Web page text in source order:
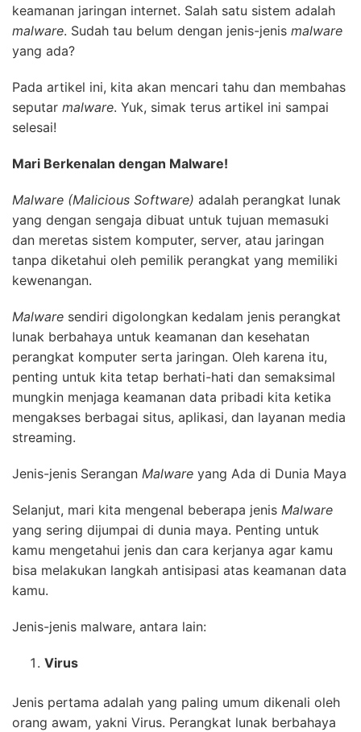
keamanan jaringan internet. Salah satu sistem adalah
malware. Sudah tau belum dengan jenis-jenis malware
yang ada?
Pada artikel ini, kita akan mencari tahu dan membahas
seputar malware. Yuk, simak terus artikel ini sampai
selesai!
Mari Berkenalan dengan Malware!
Malware (Malicious Software) adalah perangkat lunak
yang dengan sengaja dibuat untuk tujuan memasuki
dan meretas sistem komputer, server, atau jaringan
tanpa diketahui oleh pemilik perangkat yang memiliki
kewenangan.
Malware sendiri digolongkan kedalam jenis perangkat
lunak berbahaya untuk keamanan dan kesehatan
perangkat komputer serta jaringan. Oleh karena itu,
penting untuk kita tetap berhati-hati dan semaksimal
mungkin menjaga keamanan data pribadi kita ketika
mengakses berbagai situs, aplikasi, dan layanan media
streaming.
Jenis-jenis Serangan Malware yang Ada di Dunia Maya
Selanjut, mari kita mengenal beberapa jenis Malware
yang sering dijumpai di dunia maya. Penting untuk
kamu mengetahui jenis dan cara kerjanya agar kamu
bisa melakukan langkah antisipasi atas keamanan data
kamu.
Jenis-jenis malware, antara lain:
Virus
Jenis pertama adalah yang paling umum dikenali oleh
orang awam, yakni Virus. Perangkat lunak berbahaya